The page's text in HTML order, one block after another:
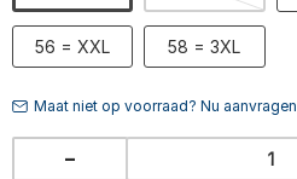
56 = XXL 58 = 3XL
Maat niet op voorraad? Nu aanvragen
-